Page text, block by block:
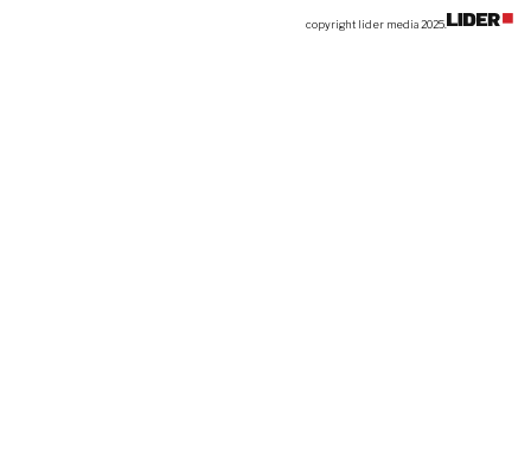
copyright lider media 2025.